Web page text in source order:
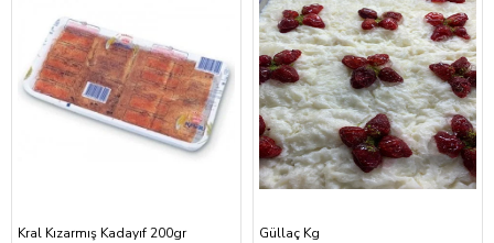
Kral Kızarmış Kadayıf 200gr Güllaç Kg